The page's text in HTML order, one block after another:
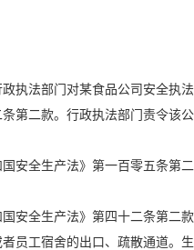
执法部门对某食品公司安全执
第二款。行政执法部门责令该
安全生产法》第一百零五条第
安全生产法》第四十二条第二
员工宿舍的出口、疏散通道。